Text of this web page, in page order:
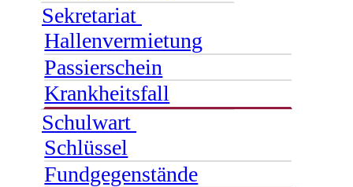
Sekretariat
Hallenvermietung
Passierschein
Krankheitsfall
Schulwart
Schlüssel
Fundgegenstände